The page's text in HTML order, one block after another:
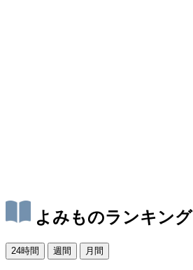
よみものランキング
24時間 週間 月間